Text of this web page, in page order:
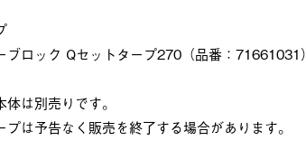
ブロック Qセットタープ270（品番：71661031）
は別売りです。
は予告なく販売を終了する場合があります。